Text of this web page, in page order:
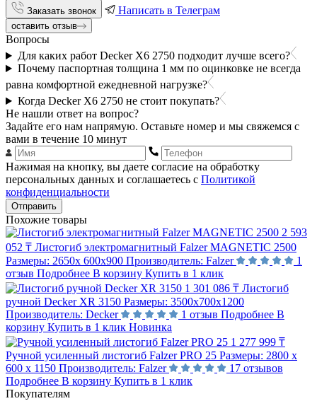
Заказать звонок Написать в Телеграм
оставить отзыв
Вопросы
Для каких работ Decker X6 2750 подходит лучше всего?
Почему паспортная толщина 1 мм по оцинковке не всегда
равна комфортной ежедневной нагрузке?
Когда Decker X6 2750 не стоит покупать?
Не нашли ответ на вопрос?
Задайте его нам напрямую. Оставьте номер и мы свяжемся с
вами в течение 10 минут
Нажимая на кнопку, вы даете согласие на обработку
персональных данных и соглашаетесь с Политикой
конфиденциальности
Отправить
Похожие товары
2 593
052 ₸ Листогиб электромагнитный Falzer MAGNETIC 2500
Размеры: 2650х 600х900 Производитель: Falzer
1
отзыв Подробнее В корзину Купить в 1 клик
1 301 086 ₸ Листогиб
ручной Decker XR 3150 Размеры: 3500x700x1200
Производитель: Decker 1 отзыв Подробнее В
корзину Купить в 1 клик Новинка
1 277 999 ₸
Ручной усиленный листогиб Falzer PRO 25 Размеры: 2800 х
600 х 1150 Производитель: Falzer
17 отзывов
Подробнее В корзину Купить в 1 клик
Покупателям